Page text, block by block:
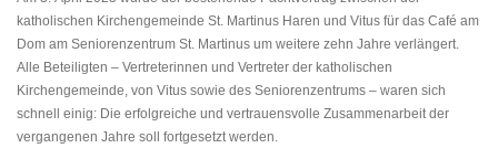
katholischen Kirchengemeinde St. Martinus Haren und Vitus für das Café am
Dom am Seniorenzentrum St. Martinus um weitere zehn Jahre verlängert.
Alle Beteiligten – Vertreterinnen und Vertreter der katholischen
Kirchengemeinde, von Vitus sowie des Seniorenzentrums – waren sich
schnell einig: Die erfolgreiche und vertrauensvolle Zusammenarbeit der
vergangenen Jahre soll fortgesetzt werden.